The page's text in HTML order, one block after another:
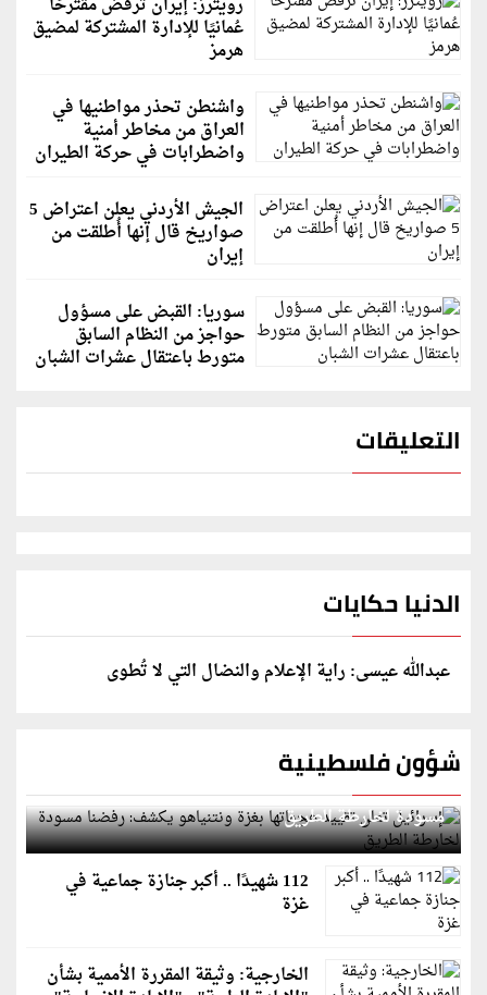
عُمانيًا للإدارة المشتركة لمضيق
هرمز
واشنطن تحذر مواطنيها في
العراق من مخاطر أمنية
واضطرابات في حركة الطيران
الجيش الأردني يعلن اعتراض 5
صواريخ قال إنها أُطلقت من
إيران
سوريا: القبض على مسؤول
حواجز من النظام السابق
متورط باعتقال عشرات الشبان
التعليقات
الدنيا حكايات
عبدالله عيسى: راية الإعلام والنضال التي لا تُطوى
شؤون فلسطينية
إسرائيل تعلن تقييد هجماتها بغزة ونتنياهو يكشف: رفضنا
مسودة لخارطة الطريق
112 شهيدًا .. أكبر جنازة جماعية في
غزة
الخارجية: وثيقة المقررة الأممية بشأن